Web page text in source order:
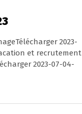
2023-
et recrutement
2023-07-04-